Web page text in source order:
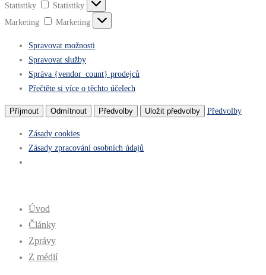
Statistiky
Statistiky
Marketing
Marketing
Spravovat možnosti
Spravovat služby
Správa {vendor_count} prodejců
Přečtěte si více o těchto účelech
Příjmout Odmítnout Předvolby Uložit předvolby Předvolby
Zásady cookies
Zásady zpracování osobních údajů
Úvod
Články
Zprávy
Z médií